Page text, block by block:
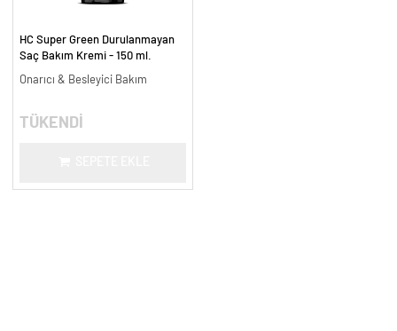
HC Super Green Durulanmayan
Saç Bakım Kremi - 150 ml.
Onarıcı & Besleyici Bakım
TÜKENDİ